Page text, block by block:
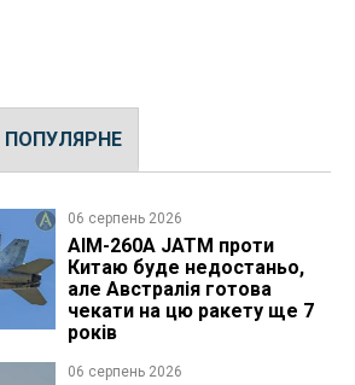
ПОПУЛЯРНЕ
06 серпень 2026
AIM-260A JATM проти
Китаю буде недостаньо,
але Австралія готова
чекати на цю ракету ще 7
років
06 серпень 2026